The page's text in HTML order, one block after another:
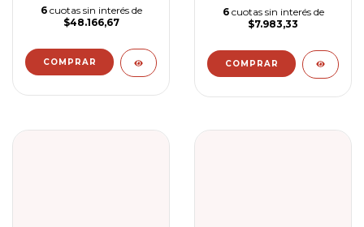
6 cuotas sin interés de
$48.166,67
6 cuotas sin interés de
$7.983,33